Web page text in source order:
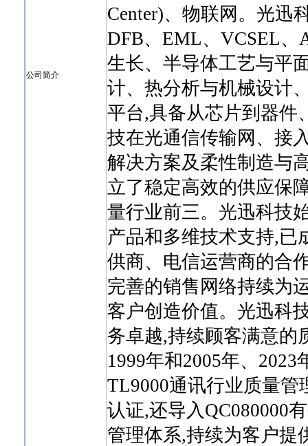
公司简介
Center)、物联网。光迅
DFB、EML、VCSEL、
生长、半导体工艺与平
计、热分析与机械设计
平台,具备从芯片到器件
技在光通信传输网、接
解决方案及柔性制造与
立了稳定高效的供应保
量行业前三。光迅科技
产品和多维技术支持,已
供商、电信运营商的合
完善的销售网络持续为
客户创造价值。光迅科
务卓越,持续顾客满意的
1999年和2005年、
TL9000通讯行业质量管
认证,还导入QC080000
管理体系,持续为客户提